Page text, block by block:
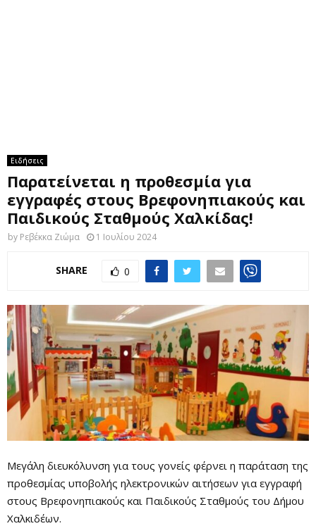
Ειδήσεις
Παρατείνεται η προθεσμία για
εγγραφές στους Βρεφονηπιακούς και
Παιδικούς Σταθμούς Χαλκίδας!
by Ρεβέκκα Ζιώμα 1 Ιουλίου 2024
SHARE 0
Μεγάλη διευκόλυνση για τους γονείς φέρνει η παράταση της
προθεσμίας υποβολής ηλεκτρονικών αιτήσεων για εγγραφή
στους Βρεφονηπιακούς και Παιδικούς Σταθμούς του Δήμου
Χαλκιδέων.